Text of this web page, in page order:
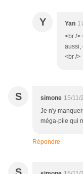
Y Yan
<br />
aussi,
<br />
S simone 15/11/
Je n'y
méga-pile qui
Répondre